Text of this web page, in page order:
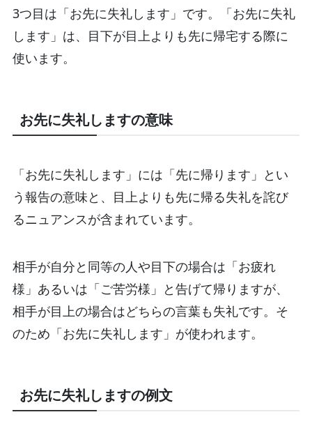
3つ目は「お先に失礼します」です。「お先に失礼
します」は、目下が目上よりも先に帰宅する際に
使います。
お先に失礼しますの意味
「お先に失礼します」には「先に帰ります」とい
う報告の意味と、目上よりも先に帰る失礼を詫び
るニュアンスが含まれています。
相手が自分と同等の人や目下の場合は「お疲れ
様」あるいは「ご苦労様」と告げて帰りますが、
相手が目上の場合はどちらの言葉も失礼です。そ
のため「お先に失礼します」が使われます。
お先に失礼しますの例文